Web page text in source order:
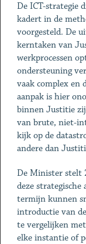
De ICT-strategie
kadert in de
voorgesteld. De
kerntaken van
werkprocessen
ondersteuning
vaak complex en
aanpak is hier
binnen Justitie
van brute, niet-
kijk op de
andere dan
De Minister stelt
deze
termijn kunnen
introductie van
te vergelijken
elke instantie of